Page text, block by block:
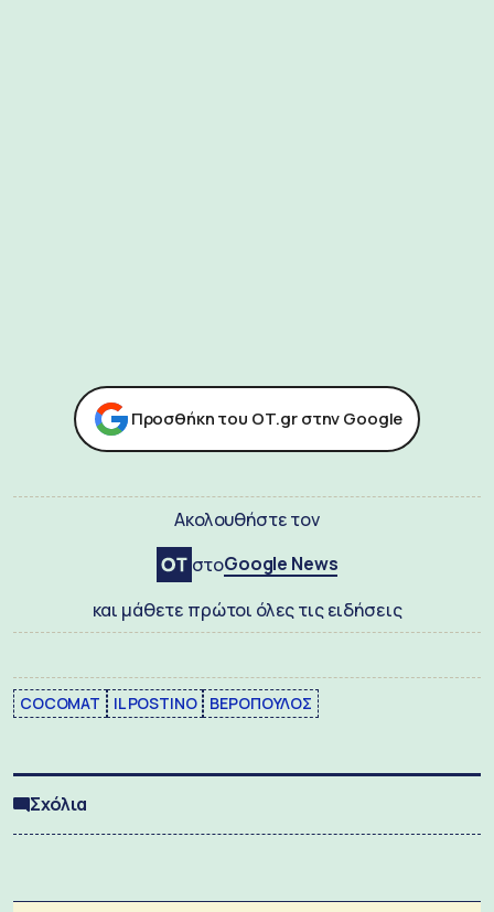
Προσθήκη του ΟΤ.gr στην Google
Ακολουθήστε τον
στοGoogle News
και μάθετε πρώτοι όλες τις ειδήσεις
COCOMAT IL POSTINO ΒΕΡΟΠΟΥΛΟΣ
Σχόλια